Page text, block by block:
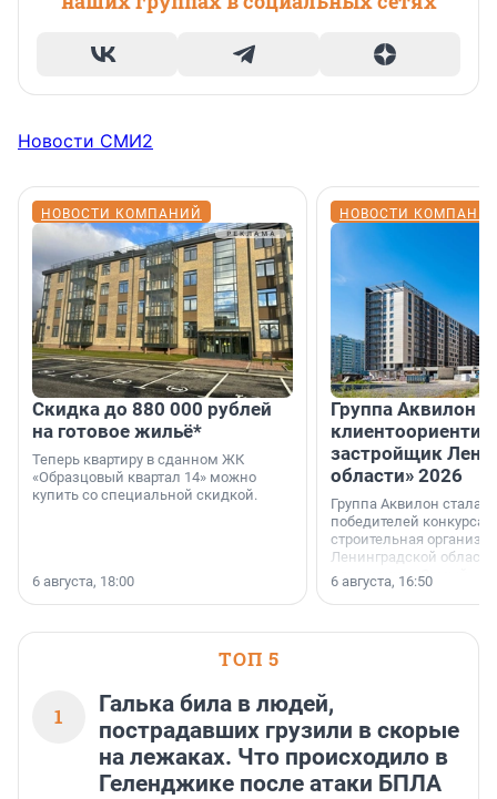
Новости СМИ2
НОВОСТИ КОМПАНИЙ
Скидка до 880 000 рублей
на готовое жильё*
Теперь квартиру в сданном ЖК
«Образцовый квартал 14» можно
купить со специальной скидкой.
6 августа, 18:00
НОВОСТИ
Группа Аквилон
застройщик
области» 2026
Группа Аквилон стала
победителей конкурса
строительная
Ленинградской области
номинации «Самый
застройщик
области».
6 августа, 16:50
ТОП 5
1
Галька била в людей,
пострадавших грузили в скорые
на лежаках. Что происходило в
Геленджике после атаки БПЛА